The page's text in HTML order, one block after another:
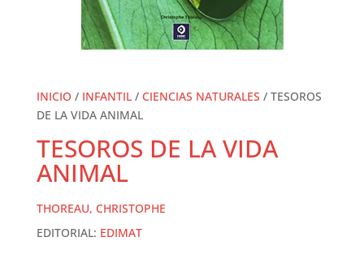
INICIO / INFANTIL/ CIENCIAS NATURALES / TESOROS
DE LA VIDA ANIMAL
TESOROS DE LA VIDA
ANIMAL
THOREAU, CHRISTOPHE
EDITORIAL: EDIMAT